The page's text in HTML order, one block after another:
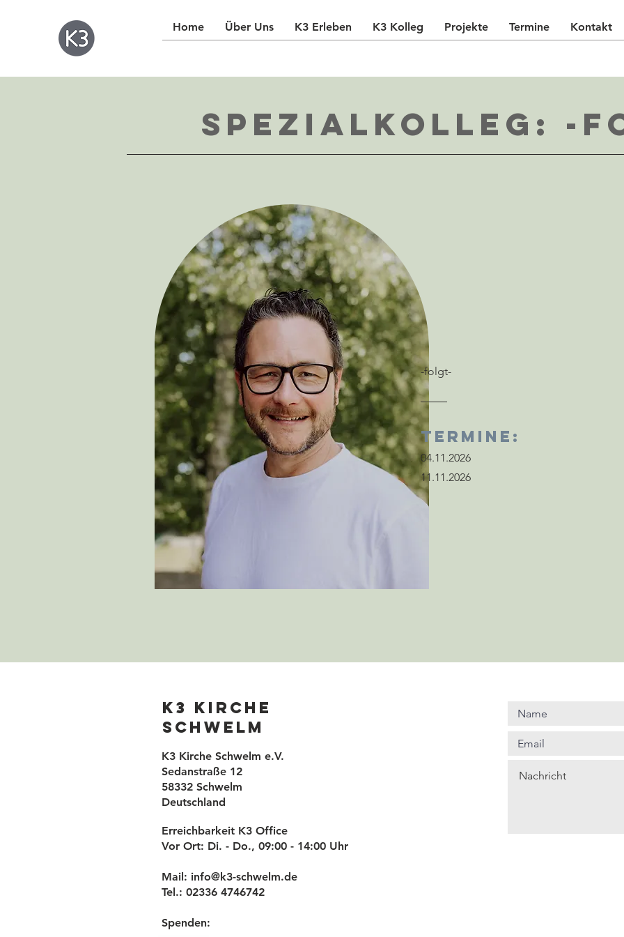
Home Über Uns K3 Erleben K3 Kolleg Projekte Termine Kontakt
Spezialkolleg: -
-folgt-
Termine:
04.11.2026
11.11.2026
K3 Kirche
Schwelm
K3 Kirche Schwelm e.V.
Sedanstraße 12
58332 Schwelm
Deutschland
Erreichbarkeit K3 Office
Vor Ort: Di. - Do., 09:00 - 14:00 Uhr
Mail: info@k3-schwelm.de
Tel.: 02336 4746742
Spenden: